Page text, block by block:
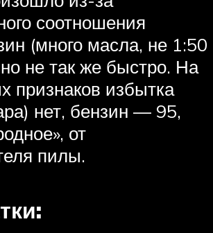
соотношения
(много масла, не 1:50
не так же быстро. На
признаков избытка
нет, бензин — 95,
от
пилы.